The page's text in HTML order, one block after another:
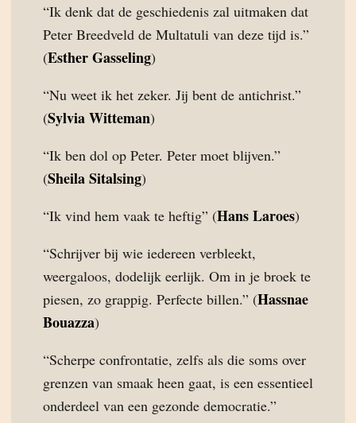
“Ik denk dat de geschiedenis zal uitmaken dat
Peter Breedveld de Multatuli van deze tijd is.”
(Esther Gasseling)
“Nu weet ik het zeker. Jij bent de antichrist.”
(Sylvia Witteman)
“Ik ben dol op Peter. Peter moet blijven.”
(Sheila Sitalsing)
“Ik vind hem vaak te heftig” (Hans Laroes)
“Schrijver bij wie iedereen verbleekt,
weergaloos, dodelijk eerlijk. Om in je broek te
piesen, zo grappig. Perfecte billen.” (Hassnae
Bouazza)
“Scherpe confrontatie, zelfs als die soms over
grenzen van smaak heen gaat, is een essentieel
onderdeel van een gezonde democratie.”